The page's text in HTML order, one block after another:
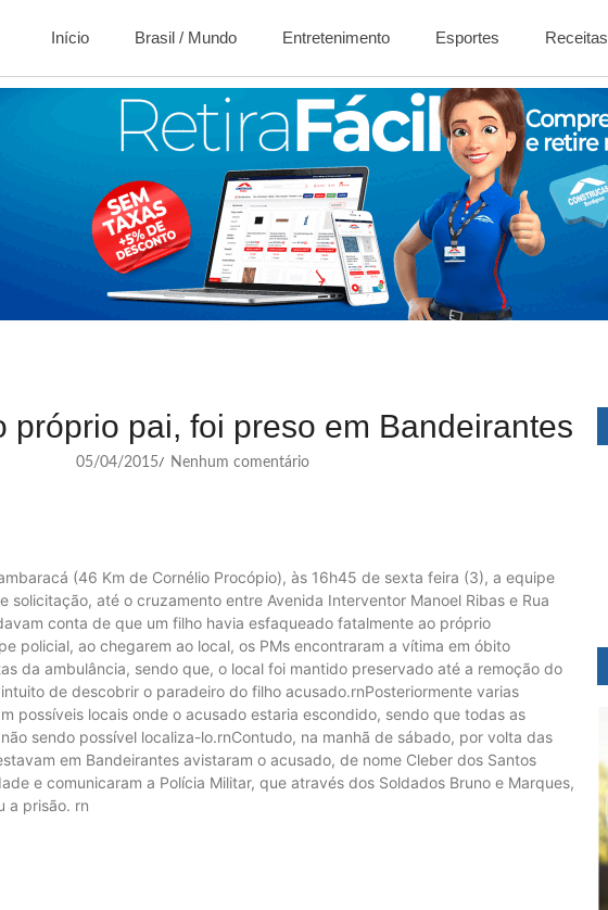
Início Brasil / Mundo Entretenimento Esportes Receitas
próprio pai, foi preso em Bandeirantes
05/04/2015/ Nenhum comentário
(46 Km de Cornélio Procópio), às 16h45 de sexta feira (3), a equipe
solicitação, até o cruzamento entre Avenida Interventor Manoel Ribas e Rua
conta de que um filho havia esfaqueado fatalmente ao próprio
policial, ao chegarem ao local, os PMs encontraram a vítima em óbito
da ambulância, sendo que, o local foi mantido preservado até a remoção do
de descobrir o paradeiro do filho acusado.rnPosteriormente varias
possíveis locais onde o acusado estaria escondido, sendo que todas as
sendo possível localiza-lo.rnContudo, na manhã de sábado, por volta das
em Bandeirantes avistaram o acusado, de nome Cleber dos Santos
e comunicaram a Polícia Militar, que através dos Soldados Bruno e Marques,
a prisão. rn